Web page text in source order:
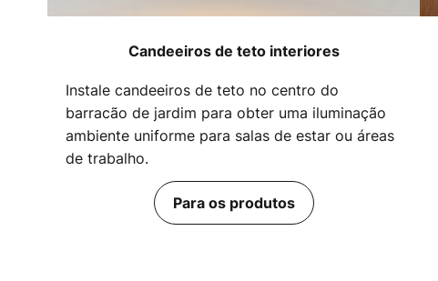
Candeeiros de teto interiores
Instale candeeiros de teto no centro do
barracão de jardim para obter uma iluminação
ambiente uniforme para salas de estar ou áreas
de trabalho.
Para os produtos